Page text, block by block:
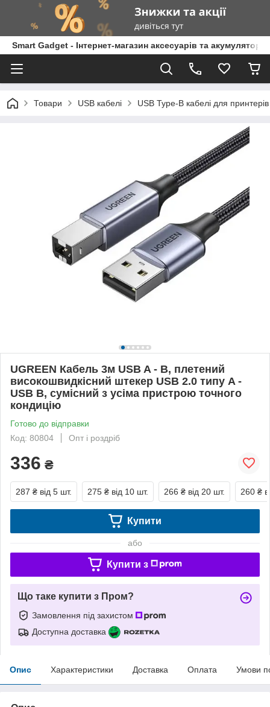
Smart Gadget - Інтернет-магазин аксесуарів та акумуляторів
Товари USB кабелі USB Type-B кабелі для
UGREEN Кабель 3м USB A - B, плетений
високошвидкісний штекер USB 2.0 типу A -
USB B, сумісний з усіма пристрою точного
кондицію
Готово до відправки
Код: 80804
Опт і роздріб
336 ₴
287 ₴ від 5 шт. 275 ₴ від 10 шт. 266 ₴ від 20 шт. 260 ₴
Купити
або
Купити з
Що таке купити з Пром?
Замовлення під захистом
Доступна доставка
Опис Характеристики Доставка Оплата Умови